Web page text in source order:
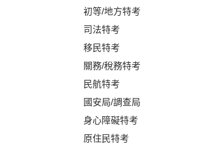
初等/地方特考
司法特考
移民特考
關務/稅務特考
民航特考
國安局/調查局
身心障礙特考
原住民特考